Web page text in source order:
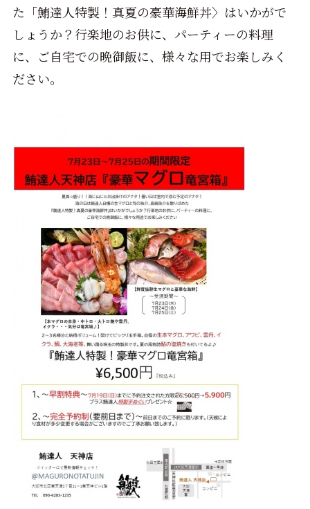
た「鮪達人特製！真夏の豪華海鮮丼〉はいかがで
しょうか？行楽地のお供に、パーティーの料理
に、ご自宅での晩御飯に、様々な用でお楽しみく
ださい。